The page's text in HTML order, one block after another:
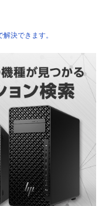
決できます。